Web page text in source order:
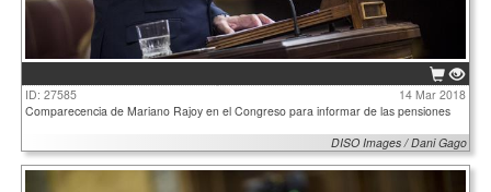
ID: 27585
14 Mar 2018
Comparecencia de Mariano Rajoy en el Congreso para informar de las pensiones
DISO Images / Dani Gago